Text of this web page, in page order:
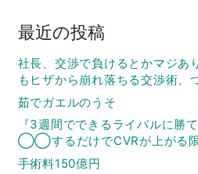
最近の投稿
社長、交渉で負けるとかマジあ
もヒザから崩れ落ちる交渉術、
茹でガエルのうそ
『3週間でできるライバルに勝
◯◯するだけでCVRが上がる限
手術料150億円